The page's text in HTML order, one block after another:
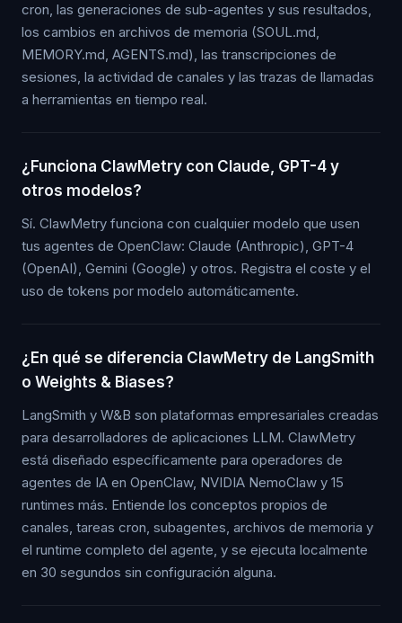
cron, las generaciones de sub-agentes y sus resultados,
los cambios en archivos de memoria (SOUL.md,
MEMORY.md, AGENTS.md), las transcripciones de
sesiones, la actividad de canales y las trazas de llamadas
a herramientas en tiempo real.
¿Funciona ClawMetry con Claude, GPT-4 y
otros modelos?
Sí. ClawMetry funciona con cualquier modelo que usen
tus agentes de OpenClaw: Claude (Anthropic), GPT-4
(OpenAI), Gemini (Google) y otros. Registra el coste y el
uso de tokens por modelo automáticamente.
¿En qué se diferencia ClawMetry de LangSmith
o Weights & Biases?
LangSmith y W&B son plataformas empresariales creadas
para desarrolladores de aplicaciones LLM. ClawMetry
está diseñado específicamente para operadores de
agentes de IA en OpenClaw, NVIDIA NemoClaw y 15
runtimes más. Entiende los conceptos propios de
canales, tareas cron, subagentes, archivos de memoria y
el runtime completo del agente, y se ejecuta localmente
en 30 segundos sin configuración alguna.